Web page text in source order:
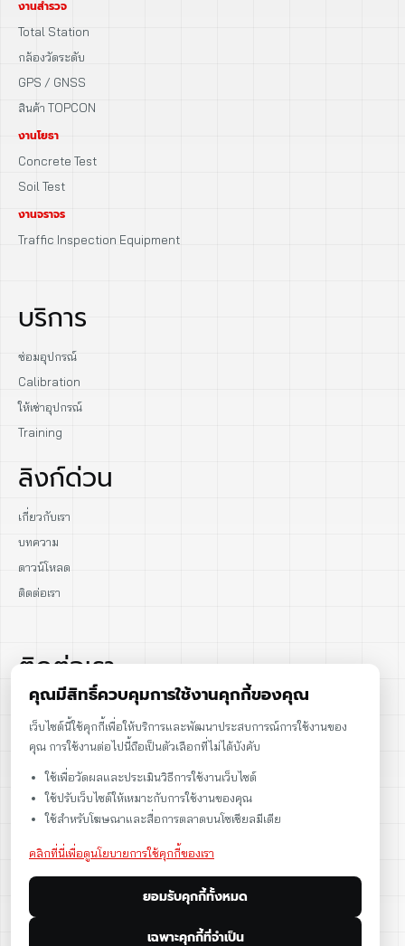
งานสำรวจ
Total Station
กล้องวัดระดับ
GPS / GNSS
สินค้า TOPCON
งานโยธา
Concrete Test
Soil Test
งานจราจร
Traffic Inspection Equipment
บริการ
ซ่อมอุปกรณ์
Calibration
ให้เช่าอุปกรณ์
Training
ลิงก์ด่วน
เกี่ยวกับเรา
บทความ
ดาวน์โหลด
ติดต่อเรา
ติดต่อเรา
086-086-2000
sales@cst.co.th
คุณมีสิทธิ์ควบคุมการใช้งานคุกกี้ของคุณ
เว็บไซต์นี้ใช้คุกกี้เพื่อให้บริการและพัฒนาประสบการณ์การใช้งานของ
คุณ การใช้งานต่อไปนี้ถือเป็นตัวเลือกที่ไม่ได้บังคับ
ใช้เพื่อวัดผลและประเมินวิธีการใช้งานเว็บไซต์
ใช้ปรับเว็บไซต์ให้เหมาะกับการใช้งานของคุณ
ใช้สำหรับโฆษณาและสื่อการตลาดบนโซเชียลมีเดีย
คลิกที่นี่เพื่อดูนโยบายการใช้คุกกี้ของเรา
ยอมรับคุกกี้ทั้งหมด
เฉพาะคุกกี้ที่จำเป็น